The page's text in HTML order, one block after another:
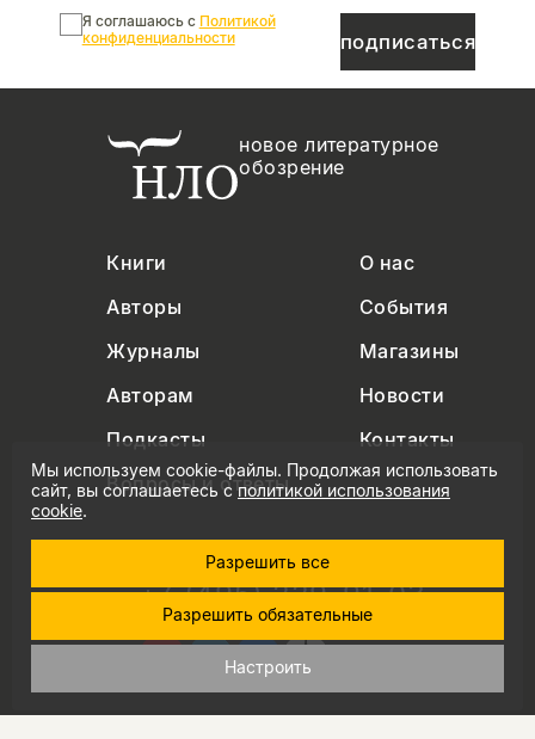
подписаться
Я соглашаюсь с Политикой
конфиденциальности
новое литературное
обозрение
Книги
О нас
Авторы
События
Журналы
Магазины
Авторам
Новости
Подкасты
Контакты
Вопросы и ответы
+7 (495) 229-91-03
info@nlobooks.ru
Мы используем cookie-файлы. Продолжая использовать
сайт, вы соглашаетесь сполитикой использования
cookie.
Разрешить все
Разрешить обязательные
Настроить